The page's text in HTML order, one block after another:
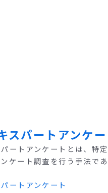
スパートアンケー
ートアンケートとは、特
ケート調査を行う手法であ
ートアンケート